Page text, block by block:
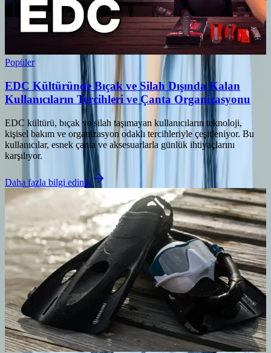
Popüler
EDC Kültüründe Bıçak ve Silah Dışında Kalan
Kullanıcıların Tercihleri ve Çanta Organizasyonu
EDC kültürü, bıçak ve silah taşımayan kullanıcıların teknoloji,
kişisel bakım ve organizasyon odaklı tercihleriyle çeşitleniyor. Bu
kullanıcılar, esnek çanta ve aksesuarlarla günlük ihtiyaçlarını
karşılıyor.
Daha fazla bilgi edinin